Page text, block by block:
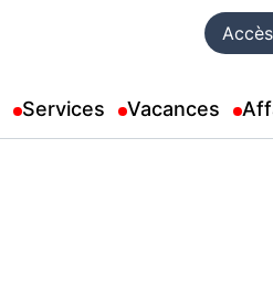
Services Vacances